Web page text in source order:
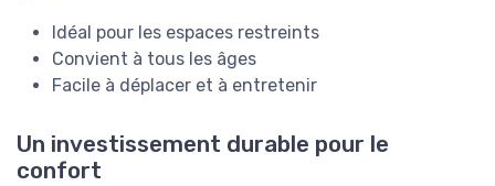
Idéal pour les espaces restreints
Convient à tous les âges
Facile à déplacer et à entretenir
Un investissement durable pour le
confort